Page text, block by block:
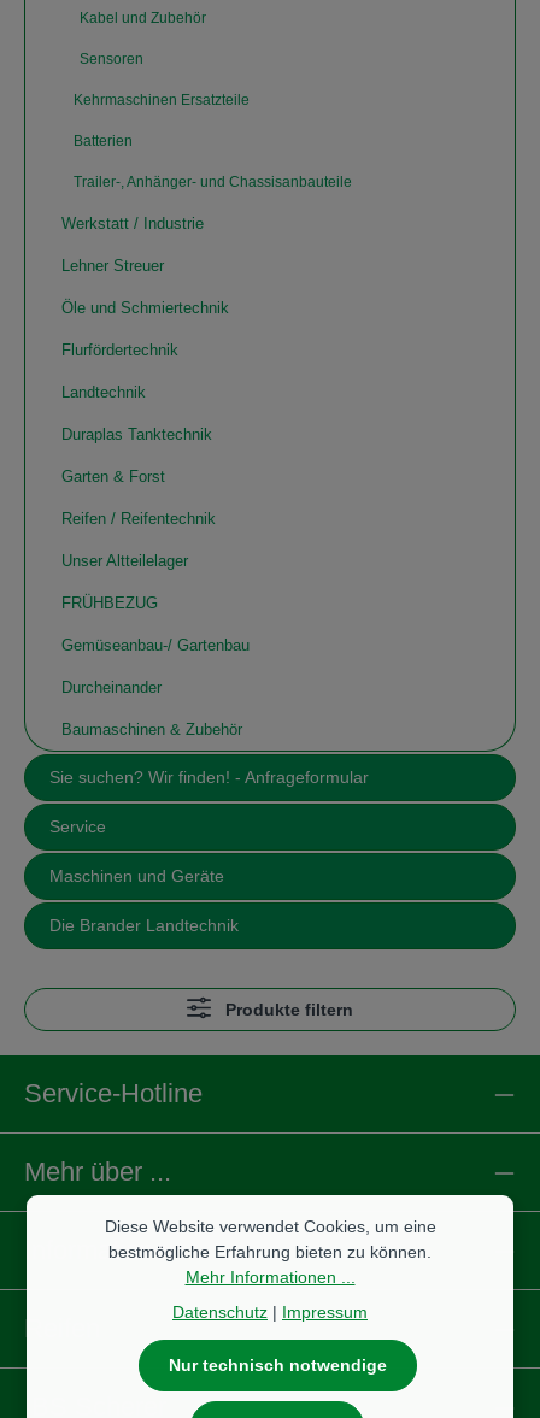
Kabel und Zubehör
Sensoren
Kehrmaschinen Ersatzteile
Batterien
Trailer-, Anhänger- und Chassisanbauteile
Werkstatt / Industrie
Lehner Streuer
Öle und Schmiertechnik
Flurfördertechnik
Landtechnik
Duraplas Tanktechnik
Garten & Forst
Reifen / Reifentechnik
Unser Altteilelager
FRÜHBEZUG
Gemüseanbau-/ Gartenbau
Durcheinander
Baumaschinen & Zubehör
Sie suchen? Wir finden! - Anfrageformular
Service
Maschinen und Geräte
Die Brander Landtechnik
Produkte filtern
Service-Hotline
Mehr über ...
Informationen
Diese Website verwendet Cookies, um eine
bestmögliche Erfahrung bieten zu können.
Mehr Informationen ...
Datenschutz | Impressum
Nur technisch notwendige